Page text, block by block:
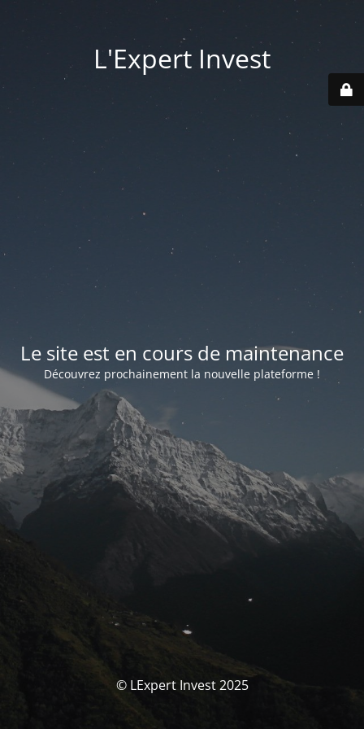
L'Expert Invest
Le site est en cours de maintenance
Découvrez prochainement la nouvelle plateforme !
© LExpert Invest 2025